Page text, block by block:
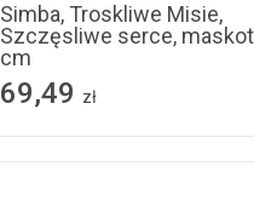
Simba, Troskliwe Misie,
Szczęsliwe serce,
cm
69,49 zł